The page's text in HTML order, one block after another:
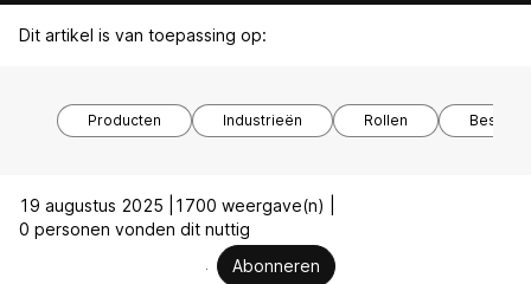
Dit artikel is van toepassing op:
Producten Industrieën Rollen
19 augustus 2025 |
1700 weergave(n) |
0 personen vonden dit nuttig
Abonneren